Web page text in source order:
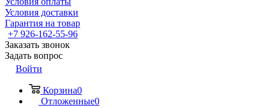
Условия доставки
Гарантия на товар
+7 926-162-55-96
Заказать звонок
Задать вопрос
Войти
Корзина0
Отложенные0